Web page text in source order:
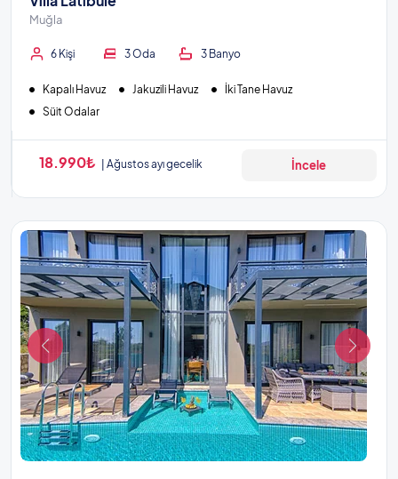
Muğla
6 Kişi 3 Oda 3 Banyo
Kapalı Havuz Jakuzili Havuz
İki Tane Havuz
Süit Odalar
18.990₺ Ağustos ayı gecelik İncele